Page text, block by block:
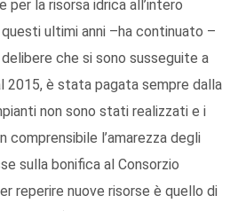
la risorsa idrica all’intero
ultimi anni –ha continuato –
che si sono susseguite a
2015, è stata pagata sempre dalla
non sono stati realizzati e i
comprensibile l’amarezza degli
sulla bonifica al Consorzio
reperire nuove risorse è quello di